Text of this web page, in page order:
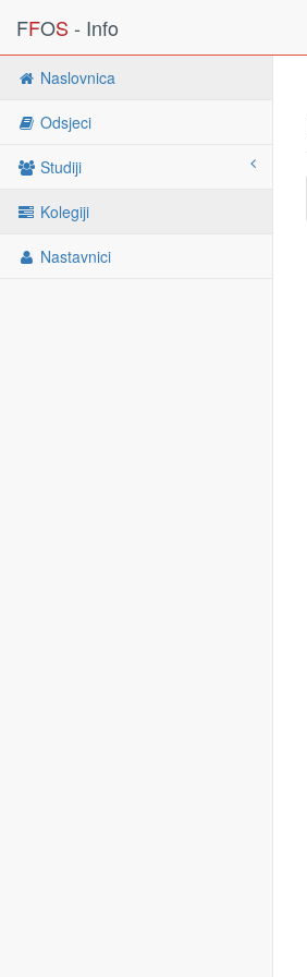
FFOS - Info
Naslovnica
Odsjeci
Studiji
Kolegiji
Nastavnici